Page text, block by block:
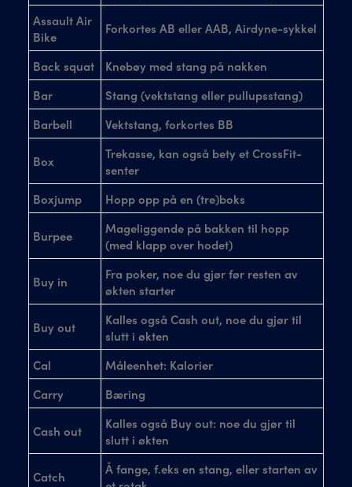
Assault Air
Bike
Forkortes AB eller AAB, Airdyne-sykkel
Back squat
Knebøy med stang på nakken
Bar
Stang (vektstang eller pullupsstang)
Barbell
Vektstang, forkortes BB
Box
Trekasse, kan også bety et CrossFit-
senter
Boxjump
Hopp opp på en (tre)boks
Burpee
Mageliggende på bakken til hopp
(med klapp over hodet)
Buy in
Fra poker, noe du gjør før resten av
økten starter
Buy out
Kalles også Cash out, noe du gjør til
slutt i økten
Cal
Måleenhet: Kalorier
Carry
Bæring
Cash out
Kalles også Buy out: noe du gjør til
slutt i økten
Catch
Å fange, f.eks en stang, eller starten av